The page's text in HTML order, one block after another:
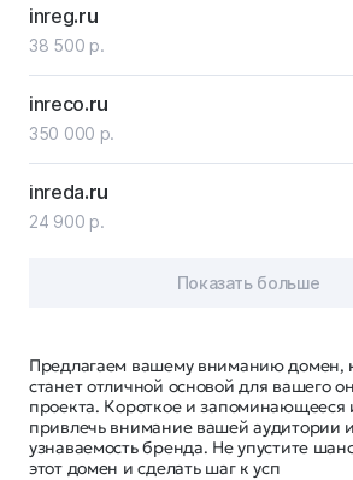
Предлагаем вашему вниманию домен,
станет отличной основой для вашего
проекта. Короткое и
привлечь внимание вашей аудитории
узнаваемость бренда. Не упустите
этот домен и сделать шаг к усп
inreg.ru
38 500 р.
inreco.ru
350 000 р.
inreda.ru
24 900 р.
Показать больше